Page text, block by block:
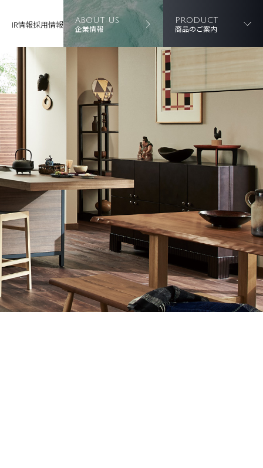
IR情報採用情報 ABOUT US
企業情報
PRODUCT
商品のご案内